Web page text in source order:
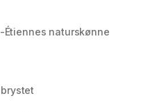
naturskønne